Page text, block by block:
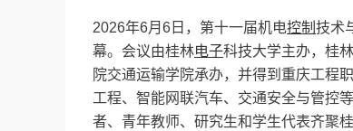
2026年6月6日，第十一届机电控制 技术
幕。会议由桂林电子科技大学主办，桂
院交通运输学院承办，并得到重庆工程
工程、智能网联汽车、交通安全与管控
者、青年教师、研究生和学生代表齐聚